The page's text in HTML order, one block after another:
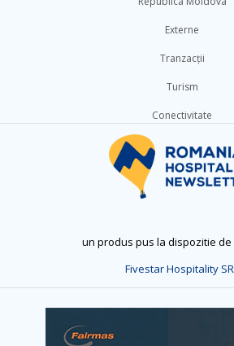
Externe
Tranzacții
Turism
Conectivitate
un produs pus la dispozitie de
Fivestar Hospitality